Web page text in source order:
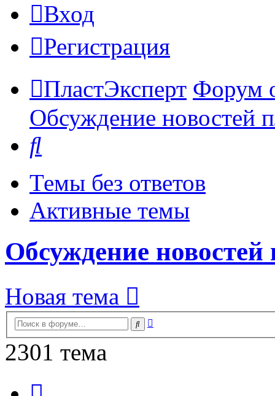
Вход
Регистрация
ПластЭксперт Форум
Обсуждение новостей
Темы без ответов
Активные темы
Обсуждение новостей
Новая тема
Поиск
2301 тема